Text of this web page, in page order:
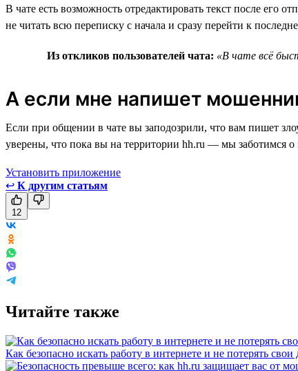
В чате есть возможность отредактировать текст после
не читать всю переписку с начала и сразу перейти к
Из откликов пользователей чата: «В чате всё
А если мне напишет
Если при общении в чате вы заподозрили, что вам пишет
уверены, что пока вы на территории hh.ru — мы заботимся о
Установить приложение
↩ К другим статьям
12
Читайте также
Как безопасно искать работу в интернете и не потерять